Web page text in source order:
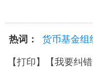
热词： 货币基金组
【打印】【我要纠错